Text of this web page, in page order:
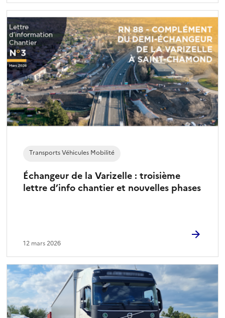
Échangeur de la Varizelle : troisième
lettre d’info chantier et nouvelles phases
Transports Véhicules Mobilité
12 mars 2026